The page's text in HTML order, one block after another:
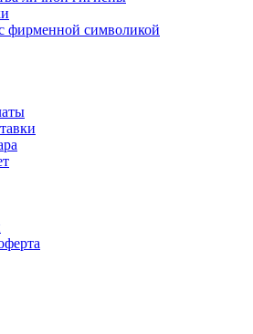
фирменной символикой